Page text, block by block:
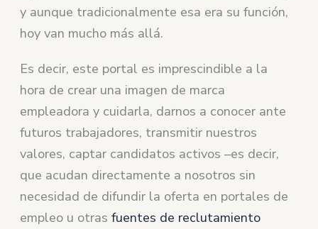
y aunque tradicionalmente esa era su función,
hoy van mucho más allá.
Es decir, este portal es imprescindible a la
hora de crear una imagen de marca
empleadora y cuidarla, darnos a conocer ante
futuros trabajadores, transmitir nuestros
valores, captar candidatos activos –es decir,
que acudan directamente a nosotros sin
necesidad de difundir la oferta en portales de
empleo u otrasfuentes de reclutamiento